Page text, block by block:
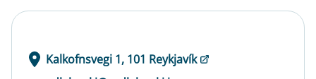
Kalkofnsvegi 1, 101 Reykjavík